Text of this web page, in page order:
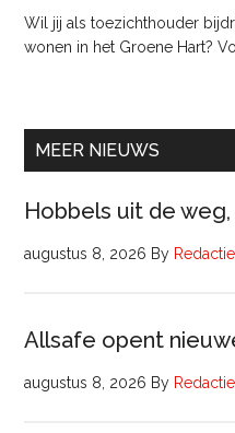
Wil jij als toezichthouder
wonen in het Groene Hart?
MEER NIEUWS
Hobbels uit de
augustus 8, 2026 By Redactie
Allsafe opent
augustus 8, 2026 By Redactie